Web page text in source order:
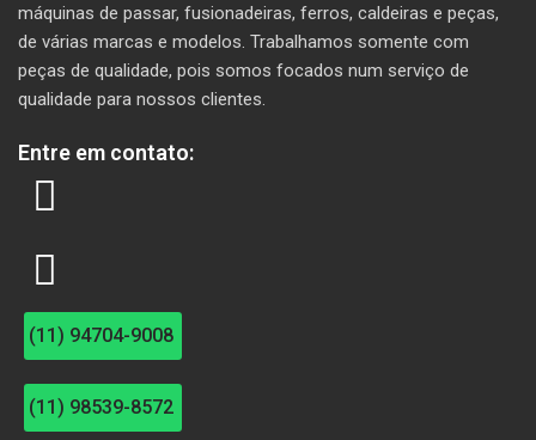
máquinas de passar, fusionadeiras, ferros, caldeiras e peças,
de várias marcas e modelos. Trabalhamos somente com
peças de qualidade, pois somos focados num serviço de
qualidade para nossos clientes.
Entre em contato:
(11) 94704-9008
(11) 98539-8572